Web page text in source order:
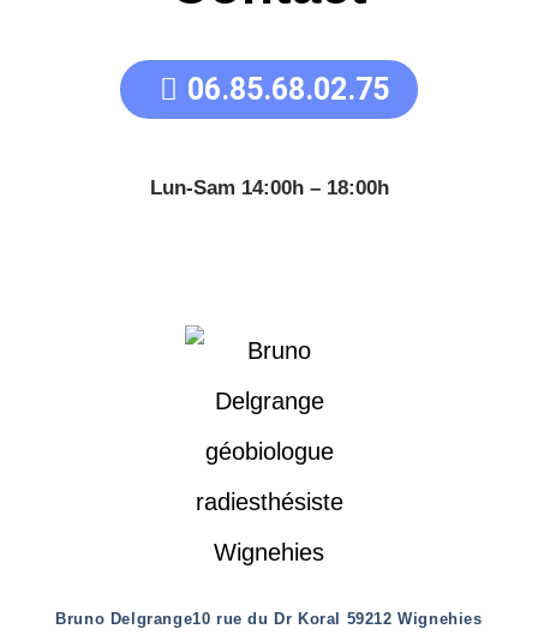
06.85.68.02.75
Lun-Sam 14:00h – 18:00h
Bruno Delgrange10 rue du Dr Koral 59212 Wignehies